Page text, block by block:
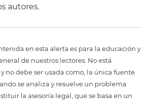
autores.
en esta alerta es para la educación y
de nuestros lectores. No está
no debe ser usada como, la única fuente
se analiza y resuelve un problema
la asesoría legal, que se basa en un